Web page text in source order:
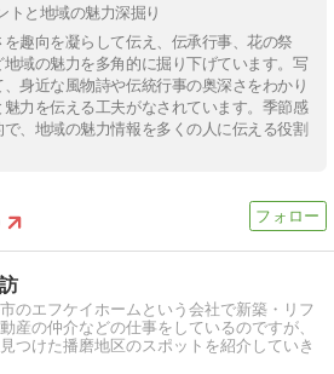
トと地域の魅力深掘り
趣向を凝らして伝え、伝承行事、花の祭
域の魅力を多角的に掘り下げています。写
身近な風物詩や伝統行事の奥深さをわかり
力を伝える工夫がなされています。季節感
、地域の魅力情報を多くの人に伝える役割
のエフケイホームという会社で新築・リフ
産の仲介などの仕事をしているのですが、
つけた播磨地区のスポットを紹介していき